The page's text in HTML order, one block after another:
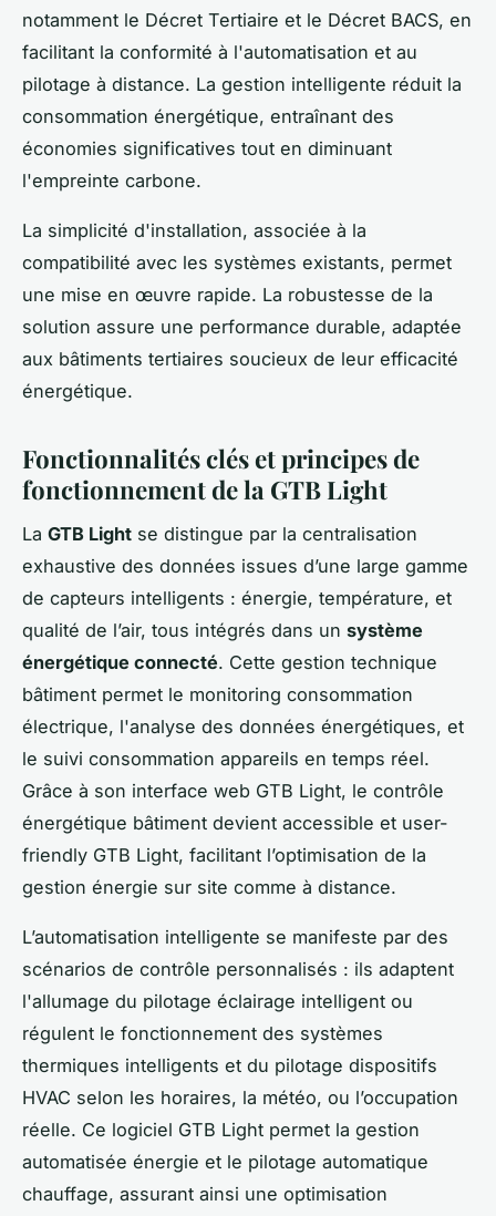
notamment le Décret Tertiaire et le Décret BACS, en
facilitant la conformité à l'automatisation et au
pilotage à distance. La gestion intelligente réduit la
consommation énergétique, entraînant des
économies significatives tout en diminuant
l'empreinte carbone.
La simplicité d'installation, associée à la
compatibilité avec les systèmes existants, permet
une mise en œuvre rapide. La robustesse de la
solution assure une performance durable, adaptée
aux bâtiments tertiaires soucieux de leur efficacité
énergétique.
Fonctionnalités clés et principes de
fonctionnement de la GTB Light
La GTB Light se distingue par la centralisation
exhaustive des données issues d’une large gamme
de capteurs intelligents : énergie, température, et
qualité de l’air, tous intégrés dans un système
énergétique connecté. Cette gestion technique
bâtiment permet le monitoring consommation
électrique, l'analyse des données énergétiques, et
le suivi consommation appareils en temps réel.
Grâce à son interface web GTB Light, le contrôle
énergétique bâtiment devient accessible et user-
friendly GTB Light, facilitant l’optimisation de la
gestion énergie sur site comme à distance.
L’automatisation intelligente se manifeste par des
scénarios de contrôle personnalisés : ils adaptent
l'allumage du pilotage éclairage intelligent ou
régulent le fonctionnement des systèmes
thermiques intelligents et du pilotage dispositifs
HVAC selon les horaires, la météo, ou l’occupation
réelle. Ce logiciel GTB Light permet la gestion
automatisée énergie et le pilotage automatique
chauffage, assurant ainsi une optimisation